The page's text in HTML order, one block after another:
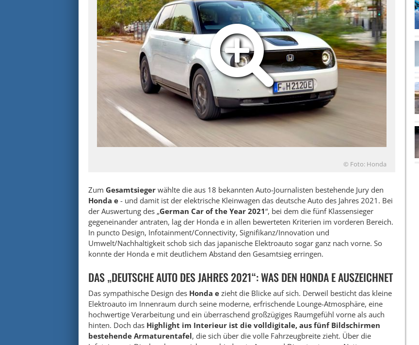
© Foto: Honda
Zum Gesamtsieger wählte die aus 18 bekannten Auto-Journalisten bestehende Jury den
Honda e - und damit ist der elektrische Kleinwagen das deutsche Auto des Jahres 2021. Bei
der Auswertung des „German Car of the Year 2021“, bei dem die fünf Klassensieger
gegeneinander antraten, lag der Honda e in allen bewerteten Kriterien im vorderen Bereich.
In puncto Design, Infotainment/Connectivity, Signifikanz/Innovation und
Umwelt/Nachhaltigkeit schob sich das japanische Elektroauto sogar ganz nach vorne. So
konnte der Honda e mit deutlichem Abstand den Gesamtsieg erringen.
DAS „DEUTSCHE AUTO DES JAHRES 2021“: WAS DEN HONDA E AUSZEICHNET
Das sympathische Design des Honda e zieht die Blicke auf sich. Derweil besticht das kleine
Elektroauto im Innenraum durch seine moderne, erfrischende Lounge-Atmosphäre, eine
hochwertige Verarbeitung und ein überraschend großzügiges Raumgefühl vorne als auch
hinten. Doch das Highlight im Interieur ist die volldigitale, aus fünf Bildschirmen
bestehende Armaturentafel, die sich über die volle Fahrzeugbreite zieht. Über die